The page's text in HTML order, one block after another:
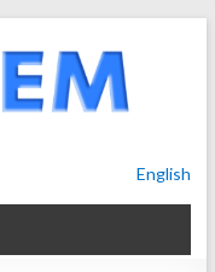
English